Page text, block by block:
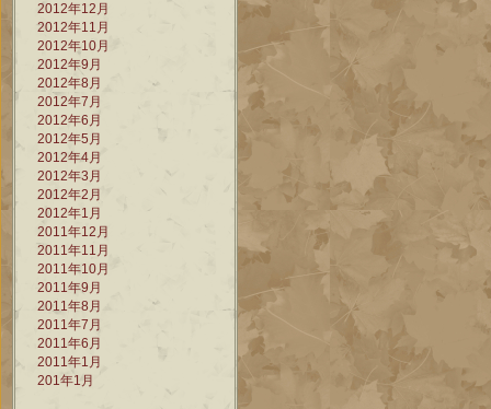
2012年12月
2012年11月
2012年10月
2012年9月
2012年8月
2012年7月
2012年6月
2012年5月
2012年4月
2012年3月
2012年2月
2012年1月
2011年12月
2011年11月
2011年10月
2011年9月
2011年8月
2011年7月
2011年6月
2011年1月
201年1月